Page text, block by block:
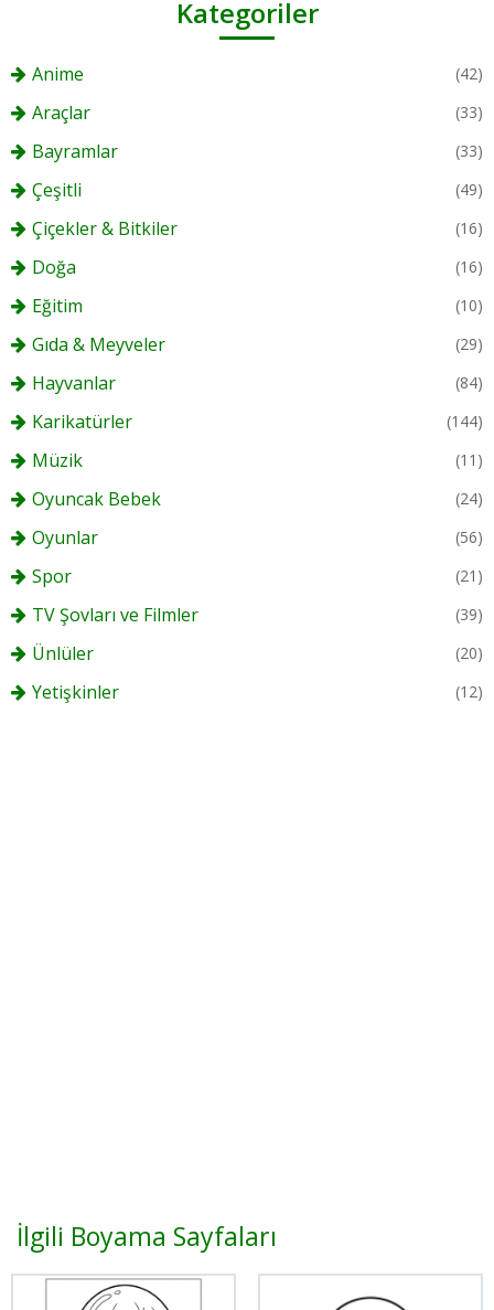
Kategoriler
Anime (42)
Araçlar (33)
Bayramlar (33)
Çeşitli (49)
Çiçekler & Bitkiler (16)
Doğa (16)
Eğitim (10)
Gıda & Meyveler (29)
Hayvanlar (84)
Karikatürler (144)
Müzik (11)
Oyuncak Bebek (24)
Oyunlar (56)
Spor (21)
TV Şovları ve Filmler (39)
Ünlüler (20)
Yetişkinler (12)
İlgili Boyama Sayfaları